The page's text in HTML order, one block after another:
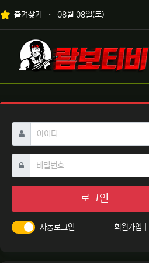
상단 네비
즐겨찾기 08월 08일(토)
메인 메뉴
로고
아이디 필수
비밀번호필수
로그인
자동로그인 회원가입